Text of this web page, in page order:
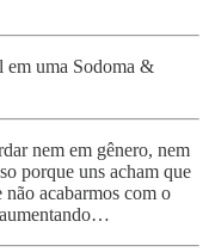
em uma Sodoma &
nem em gênero, nem
porque uns acham que
acabarmos com o